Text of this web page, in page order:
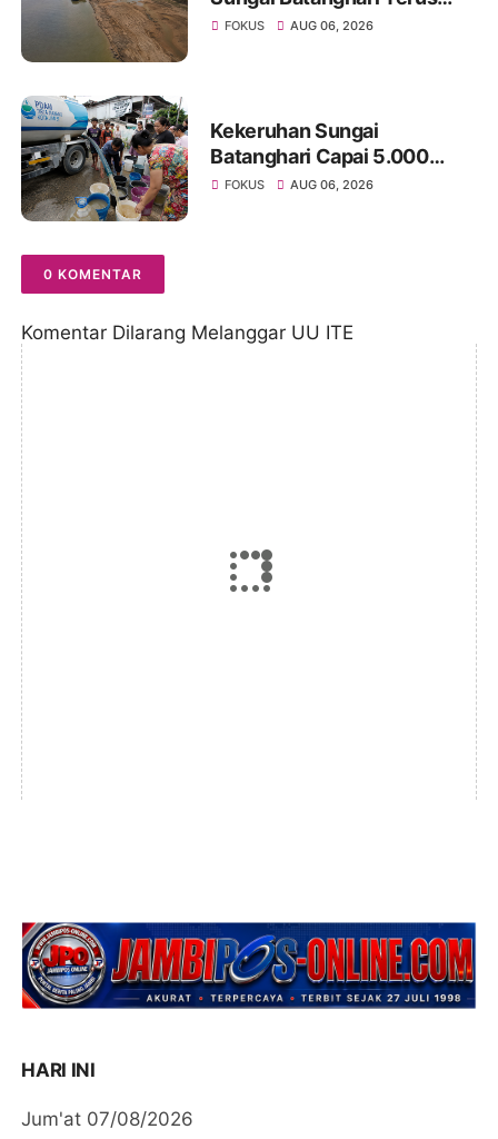
Menyusut, Jambi Hadapi
FOKUS AUG 06, 2026
Kekeruhan Sungai
Batanghari Capai 5.000
NTU, Distribusi Air PDAM
FOKUS AUG 06, 2026
0 KOMENTAR
Komentar Dilarang Melanggar UU ITE
HARI INI
Jum'at 07/08/2026